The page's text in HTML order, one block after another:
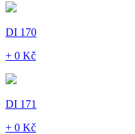
DI 170
+ 0 Kč
DI 171
+ 0 Kč